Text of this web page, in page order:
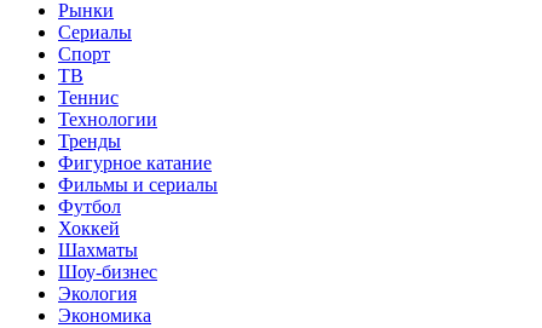
Рынки
Сериалы
Спорт
ТВ
Теннис
Технологии
Тренды
Фигурное катание
Фильмы и сериалы
Футбол
Хоккей
Шахматы
Шоу-бизнес
Экология
Экономика